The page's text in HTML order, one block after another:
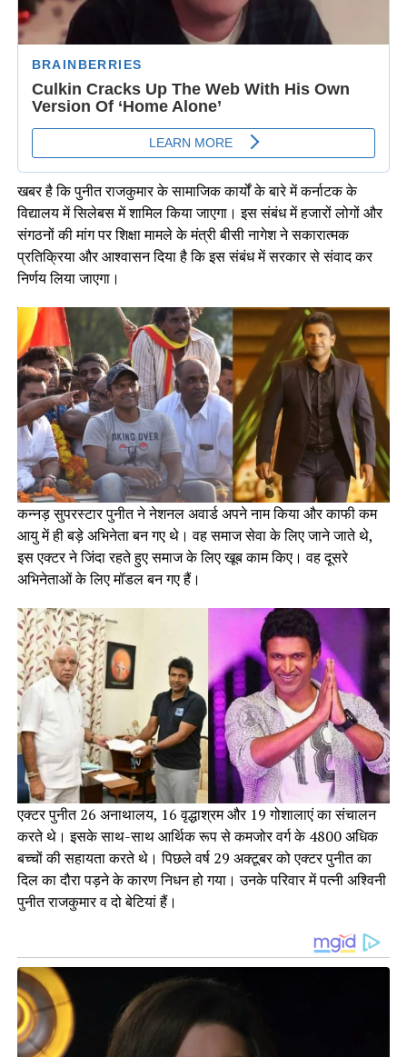
खबर है कि पुनीत राजकुमार के सामाजिक कार्यों के बारे में कर्नाटक के
विद्यालय में सिलेबस में शामिल किया जाएगा। इस संबंध में हजारों लोगों और
संगठनों की मांग पर शिक्षा मामले के मंत्री बीसी नागेश ने सकारात्मक
प्रतिक्रिया और आश्वासन दिया है कि इस संबंध में सरकार से संवाद कर
निर्णय लिया जाएगा।
कन्नड़ सुपरस्टार पुनीत ने नेशनल अवार्ड अपने नाम किया और काफी कम
आयु में ही बड़े अभिनेता बन गए थे। वह समाज सेवा के लिए जाने जाते थे,
इस एक्टर ने जिंदा रहते हुए समाज के लिए खूब काम किए। वह दूसरे
अभिनेताओं के लिए मॉडल बन गए हैं।
एक्टर पुनीत 26 अनाथालय, 16 वृद्धाश्रम और 19 गोशालाएं का संचालन
करते थे। इसके साथ-साथ आर्थिक रूप से कमजोर वर्ग के 4800 अधिक
बच्चों की सहायता करते थे। पिछले वर्ष 29 अक्टूबर को एक्टर पुनीत का
दिल का दौरा पड़ने के कारण निधन हो गया। उनके परिवार में पत्नी अश्विनी
पुनीत राजकुमार व दो बेटियां हैं।